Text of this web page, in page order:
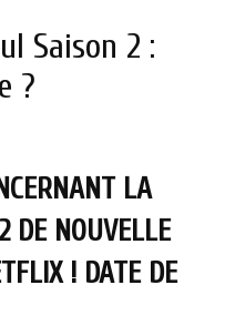
Saison 2 :
?
LA
DE NOUVELLE
! DATE DE